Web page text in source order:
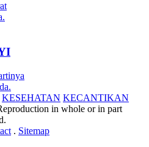
KESEHATAN KECANTIKAN
in whole or in part
. Sitemap